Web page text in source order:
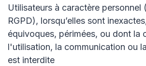
Utilisateurs à caractère personnel
RGPD), lorsqu’elles sont
équivoques, périmées, ou dont la
l'utilisation, la communication ou
est interdite